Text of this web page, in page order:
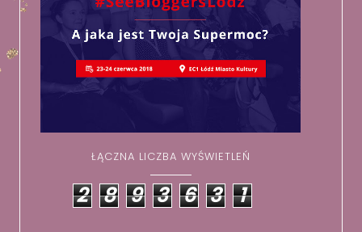
ŁĄCZNA LICZBA WYŚWIETLEŃ
2 8 9 3 6 3 1